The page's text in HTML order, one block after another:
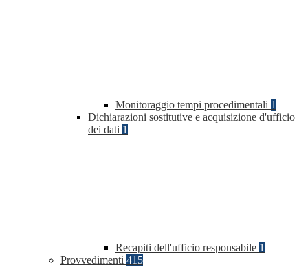
Monitoraggio tempi procedimentali 1
Dichiarazioni sostitutive e acquisizione d'ufficio
dei dati 1
Recapiti dell'ufficio responsabile 1
Provvedimenti 415